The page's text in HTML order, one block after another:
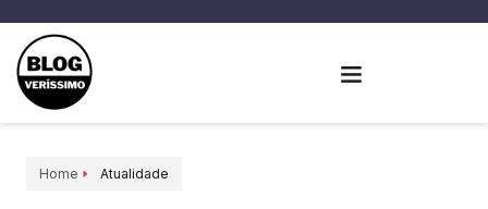
Home Atualidade